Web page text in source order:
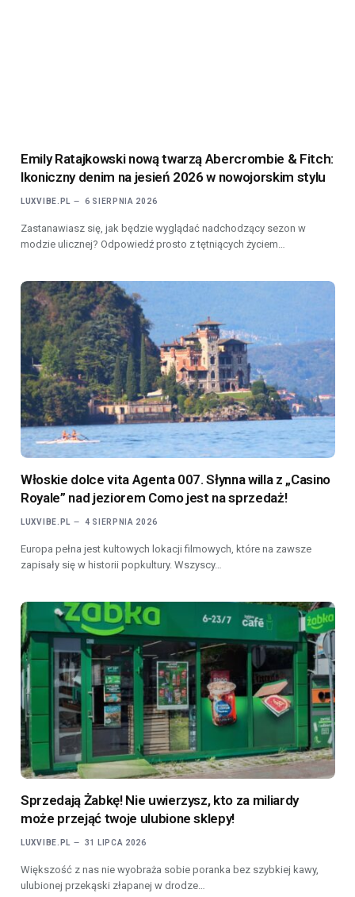
Emily Ratajkowski nową twarzą Abercrombie & Fitch:
Ikoniczny denim na jesień 2026 w nowojorskim stylu
LUXVIBE.PL 6 SIERPNIA 2026
Zastanawiasz się, jak będzie wyglądać nadchodzący sezon w
modzie ulicznej? Odpowiedź prosto z tętniących życiem…
Włoskie dolce vita Agenta 007. Słynna willa z „Casino
Royale” nad jeziorem Como jest na sprzedaż!
LUXVIBE.PL 4 SIERPNIA 2026
Europa pełna jest kultowych lokacji filmowych, które na zawsze
zapisały się w historii popkultury. Wszyscy…
Sprzedają Żabkę! Nie uwierzysz, kto za miliardy
może przejąć twoje ulubione sklepy!
LUXVIBE.PL 31 LIPCA 2026
Większość z nas nie wyobraża sobie poranka bez szybkiej kawy,
ulubionej przekąski złapanej w drodze…